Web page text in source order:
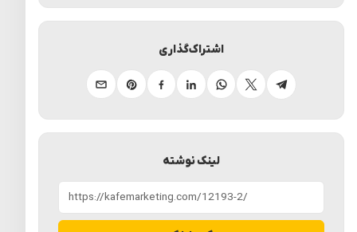
لینک نوشته
اشتراک‌گذاری
تلگرامایکسواتساپلینکدینفیسبوکپینترستایمیل